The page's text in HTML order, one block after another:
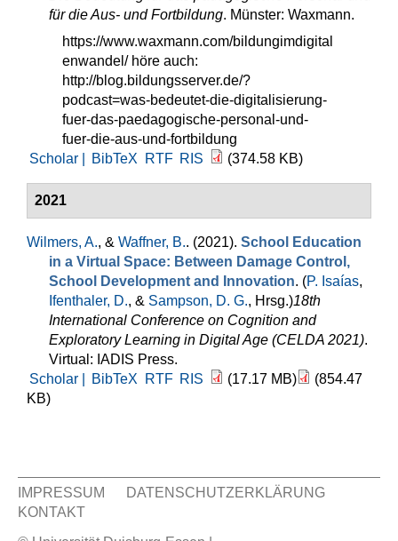
für die Aus- und Fortbildung. Münster: Waxmann.
https://www.waxmann.com/bildungimdigital
enwandel/ höre auch:
http://blog.bildungsserver.de/?
podcast=was-bedeutet-die-digitalisierung-
fuer-das-paedagogische-personal-und-
fuer-die-aus-und-fortbildung
Scholar |
BibTeX RTF RIS (374.58 KB)
2021
Wilmers, A., & Waffner, B.. (2021). School Education
in a Virtual Space: Between Damage Control,
School Development and Innovation. (P. Isaías,
Ifenthaler, D., & Sampson, D. G., Hrsg.)18th
International Conference on Cognition and
Exploratory Learning in Digital Age (CELDA 2021).
Virtual: IADIS Press.
Scholar |
BibTeX RTF RIS (17.17 MB)
(854.47
KB)
Sekundär Menü
IMPRESSUM
DATENSCHUTZERKLÄRUNG
KONTAKT